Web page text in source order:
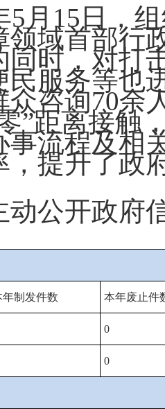
5月15日，
领域首部行
同时，对打
民服务等也
众咨询70余
”距离接触
事流程及相
，提升了政
动公开政府
年制发件数 本年废止件
0
0